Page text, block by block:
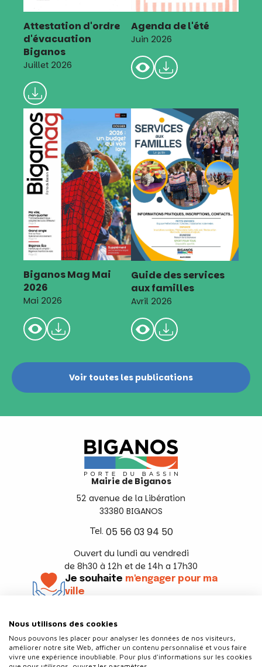
Attestation d'ordre
d'évacuation
Biganos
Juillet 2026
Agenda de l'été
Juin 2026
Biganos Mag Mai
2026
Mai 2026
Guide des services
aux familles
Avril 2026
Voir toutes les publications
Mairie de Biganos
52 avenue de la Libération
33380 BIGANOS
Tel. 05 56 03 94 50
Ouvert du lundi au vendredi
de 8h30 à 12h et de 14h a 17h30
Je souhaite m'engager pour ma
ville
Nous utilisons des cookies
Nous pouvons les placer pour analyser les données de nos visiteurs,
améliorer notre site Web, afficher un contenu personnalisé et vous faire
vivre une expérience inoubliable. Pour plus d'informations sur les cookies